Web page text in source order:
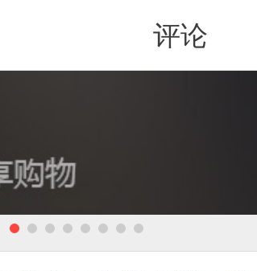
评论